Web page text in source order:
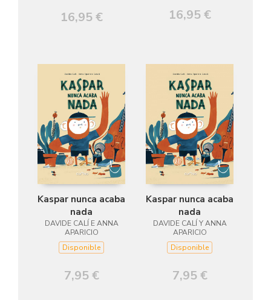
16,95 € 16,95 €
Kaspar nunca acaba
nada
DAVIDE CALÍ E ANNA
APARICIO
Disponible
7,95 €
Kaspar nunca acaba
nada
DAVIDE CALÍ Y ANNA
APARICIO
Disponible
7,95 €